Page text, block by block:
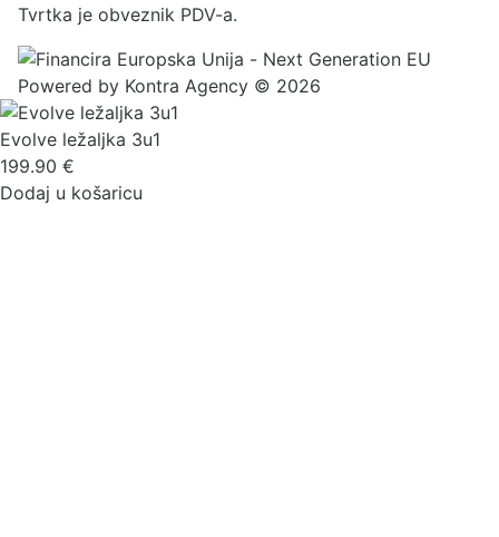
Tvrtka je obveznik PDV-a.
Powered by Kontra Agency © 2026
Evolve ležaljka 3u1
199.90 €
Dodaj u košaricu